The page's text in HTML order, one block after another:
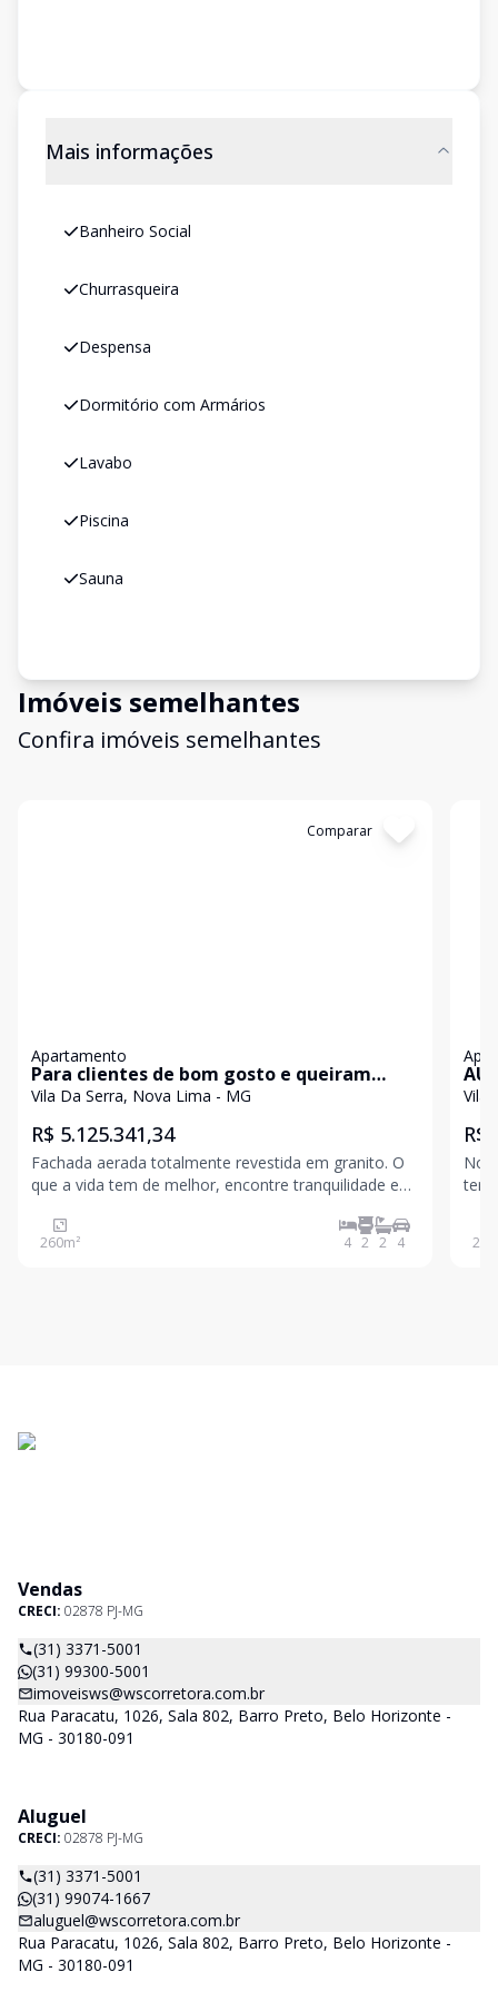
Mais informações
Banheiro Social
Churrasqueira
Despensa
Dormitório com Armários
Lavabo
Piscina
Sauna
Imóveis semelhantes
Confira imóveis semelhantes
Comparar
Apartamento
Para clientes de bom gosto e queiram
morar em local maravilhoso próximo de BH
Vila Da Serra, Nova Lima - MG
R$ 5.125.341,34
Fachada aerada totalmente revestida em granito. O
que a vida tem de melhor, encontre tranquilidade e
da Serra, perto de tudo o que você precisa,
supermercado, farmácia, padaria, bem próximo ao
260m² 4 2 2 4
Vila
R$
No
202
Vendas
CRECI: 02878 PJ-MG
(31) 3371-5001
(31) 99300-5001
imoveisws@wscorretora.com.br
Rua Paracatu, 1026, Sala 802, Barro Preto, Belo Horizonte -
MG - 30180-091
Aluguel
CRECI: 02878 PJ-MG
(31) 3371-5001
(31) 99074-1667
aluguel@wscorretora.com.br
Rua Paracatu, 1026, Sala 802, Barro Preto, Belo Horizonte -
MG - 30180-091